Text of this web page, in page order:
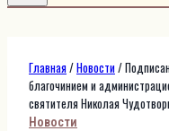
Главная/Новости/
благочинием и
святителя Николая
Новости